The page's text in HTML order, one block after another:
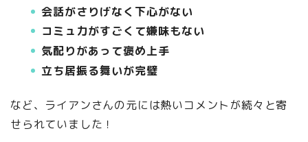
会話がさりげなく下心がない
コミュ力がすごくて嫌味もない
気配りがあって褒め上手
立ち居振る舞いが完璧
など、ライアンさんの元には熱いコメントが続々と寄
せられていました！